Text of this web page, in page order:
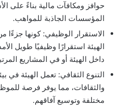
حوافز ومكافآت مالية بناءً على
المؤسسات الجاذبة للمواهب.
الاستقرار الوظيفي: كونها جزءًا
الهيئة استقرارًا وظيفيًا طويل
داخل الهيئة أو في المشاريع
التنوع الثقافي: تعمل الهيئة في
والثقافات، مما يوفر فرصة
مختلفة وتوسيع آفاقهم.